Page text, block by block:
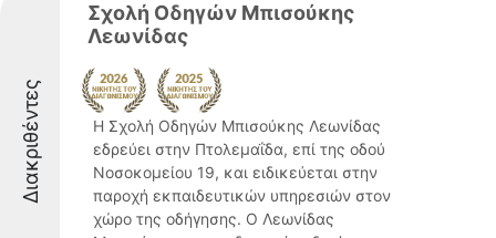
Διακριθέντες
Σχολή Οδηγών Μπισούκης
Λεωνίδας
Η Σχολή Οδηγών Μπισούκης Λεωνίδας
εδρεύει στην Πτολεμαΐδα, επί της οδού
Νοσοκομείου 19, και ειδικεύεται στην
παροχή εκπαιδευτικών υπηρεσιών στον
χώρο της οδήγησης. Ο Λεωνίδας